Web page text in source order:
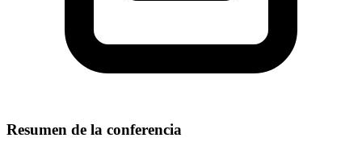
Resumen de la conferencia